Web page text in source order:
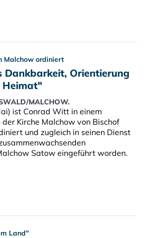
Malchow ordiniert
Dankbarkeit, Orientierung
Heimat"
MALCHOW.
ist Conrad Witt in einem
Kirche Malchow von Bischof
und zugleich in seinen Dienst
Satow eingeführt worden.
Land"